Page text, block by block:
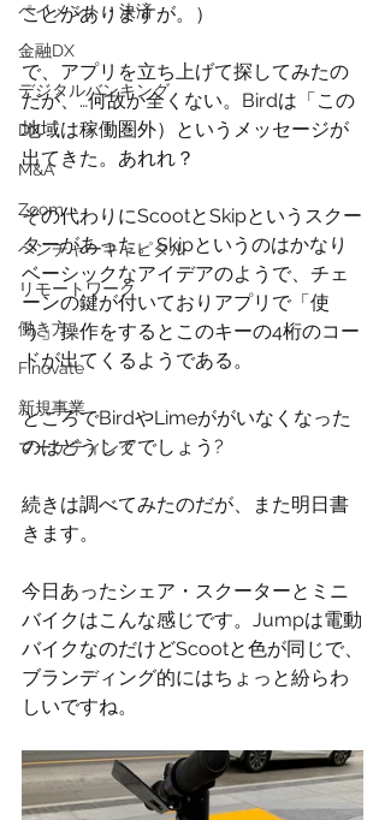
ペイメント・決済
金融DX
デジタルバンキング
DX
M&A
Zoom
ベンチャーキャピタル
リモートワーク
働き方
Finovate
新規事業
マーケティング
ことがありますが。）
で、アプリを立ち上げて探してみたの
だが、…何故か全くない。Birdは「この
地域は稼働圏外）というメッセージが
出てきた。あれれ？
その代わりにScootとSkipというスクー
ターがあった。Skipというのはかなり
ベーシックなアイデアのようで、チェ
ーンの鍵が付いておりアプリで「使
う」操作をするとこのキーの4桁のコー
ドが出てくるようである。
ところでBirdやLimeががいなくなった
のはどうしてでしょう?
続きは調べてみたのだが、また明日書
きます。
今日あったシェア・スクーターとミニ
バイクはこんな感じです。Jumpは電動
バイクなのだけどScootと色が同じで、
ブランディング的にはちょっと紛らわ
しいですね。